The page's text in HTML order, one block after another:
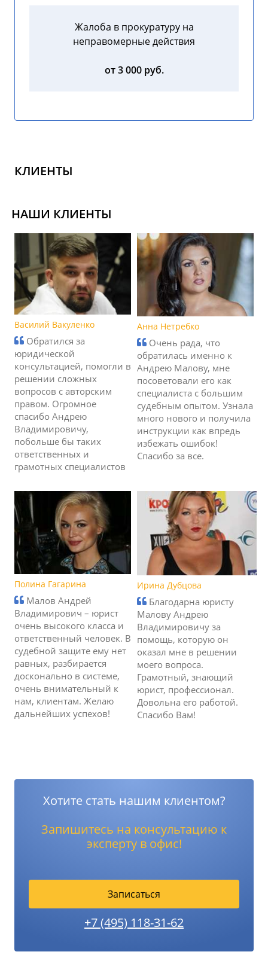
Жалоба в прокуратуру на
неправомерные действия
от 3 000 руб.
КЛИЕНТЫ
НАШИ КЛИЕНТЫ
Василий Вакуленко
Обратился за
юридической
консультацией, помогли в
решении сложных
вопросов с авторским
правом. Огромное
спасибо Андрею
Владимировичу,
побольше бы таких
ответственных и
грамотных специалистов
Анна Нетребко
Очень рада, что
обратилась именно к
Андрею Малову, мне
посоветовали его как
специалиста с большим
судебным опытом. Узнала
много нового и получила
инструкции как впредь
избежать ошибок!
Спасибо за все.
Полина Гагарина
Малов Андрей
Владимирович – юрист
очень высокого класса и
ответственный человек. В
судебной защите ему нет
равных, разбирается
досконально в системе,
очень внимательный к
нам, клиентам. Желаю
дальнейших успехов!
Ирина Дубцова
Благодарна юристу
Малову Андрею
Владимировичу за
помощь, которую он
оказал мне в решении
моего вопроса.
Грамотный, знающий
юрист, профессионал.
Довольна его работой.
Спасибо Вам!
Хотите стать нашим клиентом?
Запишитесь на консультацию к
эксперту в офис!
Записаться
+7 (495) 118-31-62